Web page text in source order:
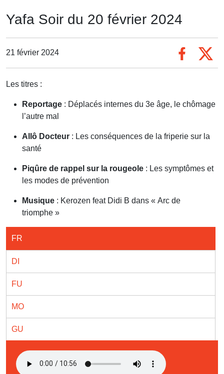
Yafa Soir du 20 février 2024
21 février 2024
Les titres :
Reportage : Déplacés internes du 3e âge, le chômage
l’autre mal
Allô Docteur : Les conséquences de la friperie sur la
santé
Piqûre de rappel sur la rougeole : Les symptômes et
les modes de prévention
Musique : Kerozen feat Didi B dans « Arc de
triomphe »
FR
DI
FU
MO
GU